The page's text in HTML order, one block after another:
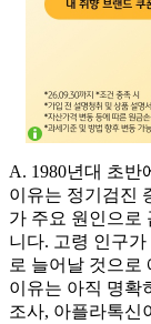
A. 1980년대 초반
이유는 정기검진
가 주요 원인으로
니다. 고령 인구
로 늘어날 것으로
이유는 아직 명확
조사, 아플라톡신